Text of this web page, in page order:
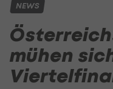
NEWS
mühen